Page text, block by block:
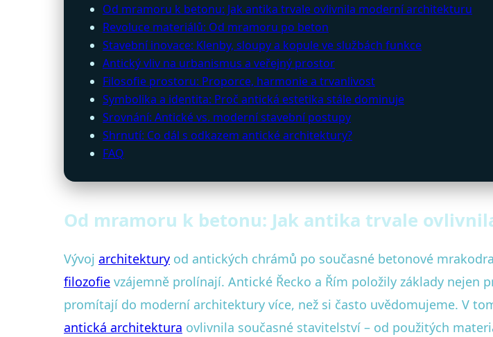
Od mramoru k betonu: Jak antika trvale ovlivnila moderní architekturu
Revoluce materiálů: Od mramoru po beton
Stavební inovace: Klenby, sloupy a kopule ve službách funkce
Antický vliv na urbanismus a veřejný prostor
Filosofie prostoru: Proporce, harmonie a trvanlivost
Symbolika a identita: Proč antická estetika stále dominuje
Srovnání: Antické vs. moderní stavební postupy
Shrnutí: Co dál s odkazem antické architektury?
FAQ
Od mramoru k betonu: Jak antika trvale
Vývoj architektury od antických chrámů po současné betonové
filozofie vzájemně prolínají. Antické Řecko a Řím položily základy
promítají do moderní architektury více, než si často uvědomujeme. V
antická architektura ovlivnila současné stavitelství – od použitých